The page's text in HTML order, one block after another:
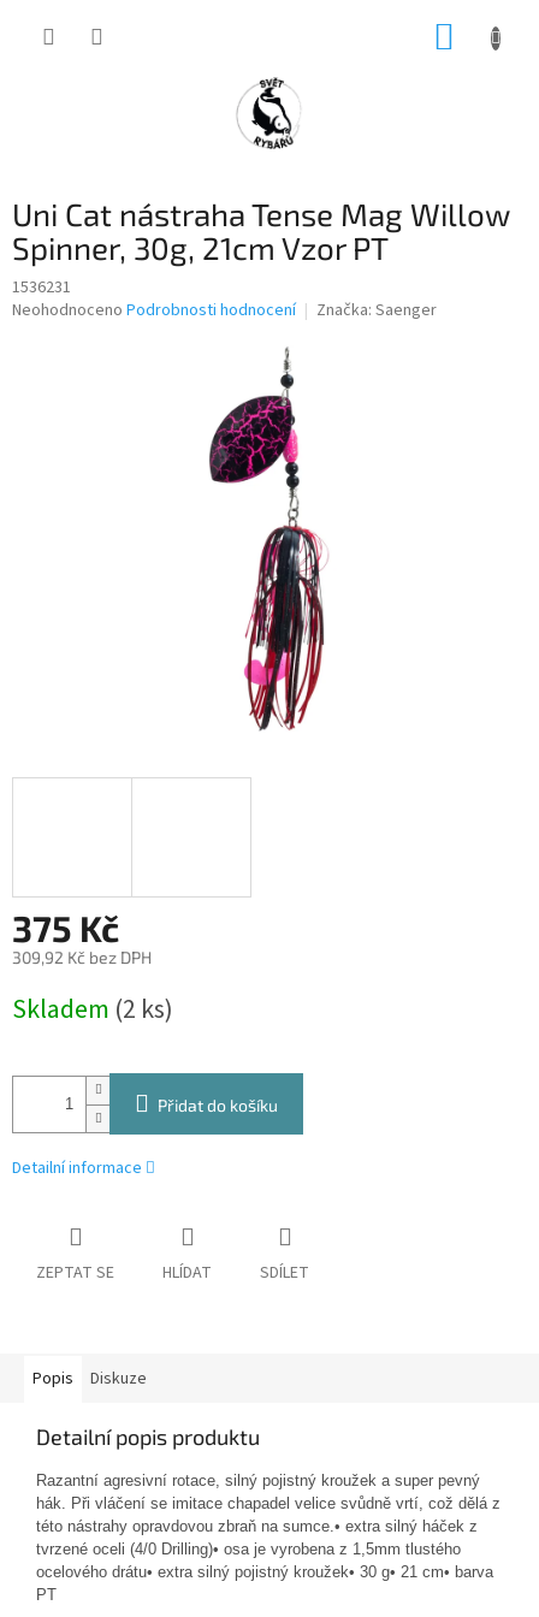
Uni Cat nástraha Tense Mag Willow
Spinner, 30g, 21cm Vzor PT
1536231
Průměrné
Neohodnoceno Podrobnosti hodnocení Značka: Saenger
375 Kč
309,92 Kč bez DPH
cena:
Skladem (2 ks)
Přidat do košíku
Detailní informace
ZEPTAT SE HLÍDAT SDÍLET
Popis Diskuze
Detailní popis produktu
Razantní agresivní rotace, silný pojistný kroužek a super pevný
hák. Při vláčení se imitace chapadel velice svůdně vrtí, což dělá z
této nástrahy opravdovou zbraň na sumce.• extra silný háček z
tvrzené oceli (4/0 Drilling)• osa je vyrobena z 1,5mm tlustého
ocelového drátu• extra silný pojistný kroužek• 30 g• 21 cm• barva
PT